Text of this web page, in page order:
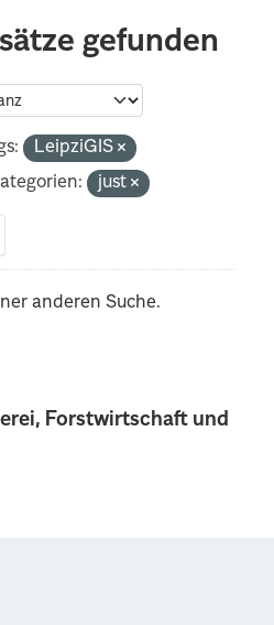
Forstwirtschaft und
gefunden
LeipziGIS
just
anderen Suche.